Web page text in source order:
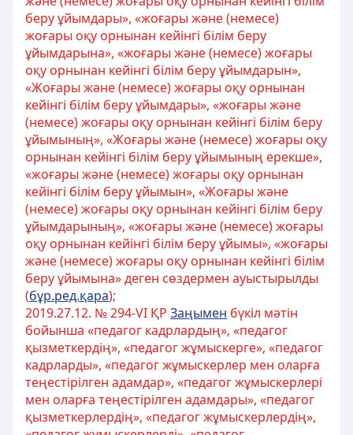
беру ұйымдары», «жоғары және (немесе)
жоғары оқу орнынан кейінгі білім беру
ұйымдарына», «жоғары және (немесе) жоғары
оқу орнынан кейінгі білім беру ұйымдарын»,
«Жоғары және (немесе) жоғары оқу орнынан
кейінгі білім беру ұйымдары», «жоғары және
(немесе) жоғары оқу орнынан кейінгі білім беру
ұйымының», «Жоғары және (немесе) жоғары оқу
орнынан кейінгі білім беру ұйымының ерекше»,
«жоғары және (немесе) жоғары оқу орнынан
кейінгі білім беру ұйымын», «Жоғары және
(немесе) жоғары оқу орнынан кейінгі білім беру
ұйымдарының», «жоғары және (немесе) жоғары
оқу орнынан кейінгі білім беру ұйымы», «жоғары
және (немесе) жоғары оқу орнынан кейінгі білім
беру ұйымына» деген сөздермен ауыстырылды
(бұр.ред.қара);
2019.27.12. № 294-VІ ҚР Заңымен бүкіл мәтін
бойынша «педагог кадрлардың», «педагог
қызметкердің», «педагог жұмыскерге», «педагог
кадрларды», «педагог жұмыскерлер мен оларға
теңестірілген адамдар», «педагог жұмыскерлері
мен оларға теңестірілген адамдары», «педагог
қызметкерлердің», «педагог жұмыскерлердің»,